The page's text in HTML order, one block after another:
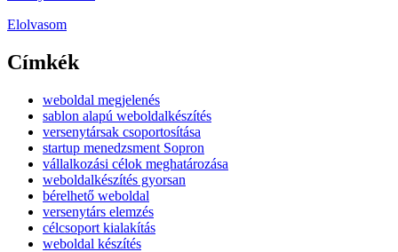
Elolvasom
Címkék
weboldal megjelenés
sablon alapú weboldalkészítés
versenytársak csoportosítása
startup menedzsment Sopron
vállalkozási célok meghatározása
weboldalkészítés gyorsan
bérelhető weboldal
versenytárs elemzés
célcsoport kialakítás
weboldal készítés